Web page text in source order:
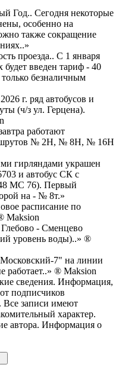
Год.. Сегодня некоторые
особенно на
также сокращение
проезда.. С 1 января
будет введен тариф - 40
безналичным
г. ряд автобусов и
(ч/з ул. Герцена).
работают
№ 2Н, № 8Н, № 16Н
гирляндами украшен
и автобус СК с
МС 76). Первый
на - № 8т.»
расписание по
Maksion
- Сменцево
уровень воды)..» ®
7" на линии
работает..» ® Maksion
сведения. Информация,
подписчиков
Все записи имеют
характер.
автора. Информация о